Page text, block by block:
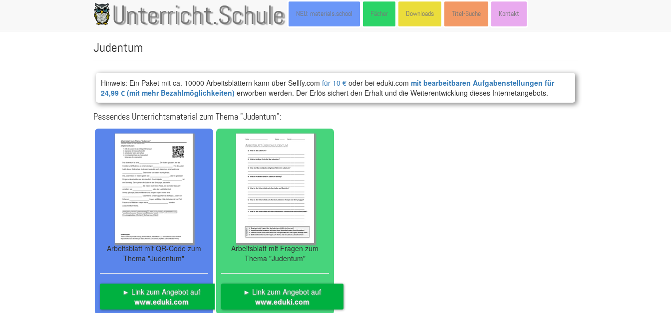
Unterricht.Schule
Main
navigation
NEU: materials.school Fächer Downloads Titel-Suche Kontakt
Judentum
Hinweis: Ein Paket mit ca. 10000 Arbeitsblättern kann über Sellfy.com für 10 € oder bei eduki.com mit bearbeitbaren Aufgabenstellungen für
24,99 € (mit mehr Bezahlmöglichkeiten) erworben werden. Der Erlös sichert den Erhalt und die Weiterentwicklung dieses Internetangebots.
Passendes Unterrichtsmaterial zum Thema "Judentum":
Arbeitsblatt mit QR-Code zum
Thema "Judentum"
► Link zum Angebot auf
www.eduki.com
Arbeitsblatt mit Fragen zum
Thema "Judentum"
► Link zum Angebot auf
www.eduki.com